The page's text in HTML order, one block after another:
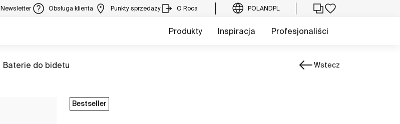
Newsletter Obsługa klienta Punkty sprzedaży O Roca POLANDPL
Produkty Inspiracja Profesjonaliści
Zobacz
Baterie do bidetu Wstecz
Bestseller